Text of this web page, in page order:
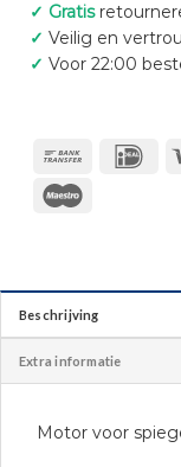
✓ Gratis
✓ Veilig en
✓ Voor 22:00
Beschrijving
Extra informatie
Motor voor